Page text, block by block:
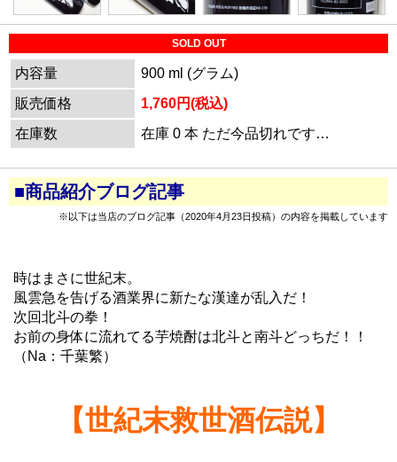
SOLD OUT
内容量
900 ml (グラム)
販売価格
1,760円(税込)
在庫数
在庫 0 本 ただ今品切れです…
■商品紹介ブログ記事
※以下は当店のブログ記事（2020年4月23日投稿）の内容を掲載しています
時はまさに世紀末。
風雲急を告げる酒業界に新たな漢達が乱入だ！
次回北斗の拳！
お前の身体に流れてる芋焼酎は北斗と南斗どっちだ！！
（Na：千葉繁）
【世紀末救世酒伝説】